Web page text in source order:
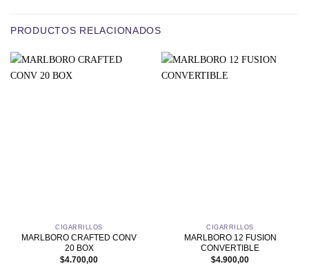
PRODUCTOS RELACIONADOS
CIGARRILLOS
MARLBORO CRAFTED CONV
20 BOX
$4.700,00
CIGARRILLOS
MARLBORO 12 FUSION
CONVERTIBLE
$4.900,00